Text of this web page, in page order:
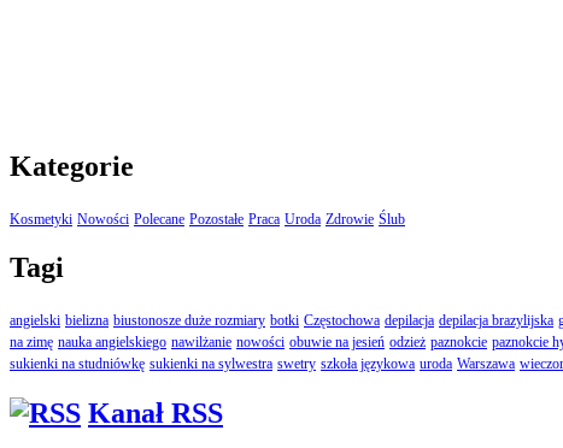
Kategorie
Kosmetyki Nowości Polecane Pozostałe Praca Uroda Zdrowie Ślub
Tagi
angielski bielizna biustonosze duże rozmiary botki Częstochowa depilacja depilacja brazylijska
na zimę nauka angielskiego nawilżanie nowości obuwie na jesień odzież paznokcie paznokcie
sukienki na studniówkę sukienki na sylwestra swetry szkoła językowa uroda Warszawa
Kanał RSS